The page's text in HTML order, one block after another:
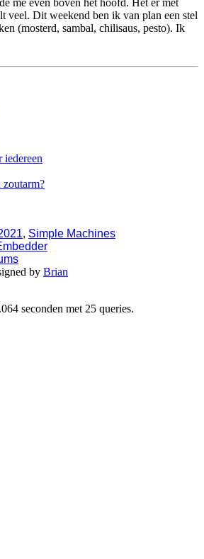
me even boven het hoofd. Het er met
veel. Dit weekend ben ik van plan een stel
(mosterd, sambal, chilisaus, pesto). Ik
iedereen
zoutarm?
, Simple Machines
by Brian
seconden met 25 queries.